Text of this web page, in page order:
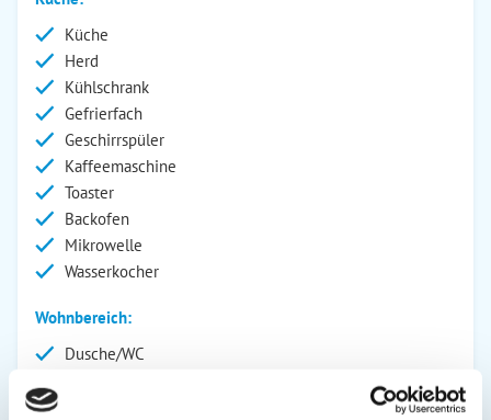
Küche
Herd
Kühlschrank
Gefrierfach
Geschirrspüler
Kaffeemaschine
Toaster
Backofen
Mikrowelle
Wasserkocher
Wohnbereich:
Dusche/WC